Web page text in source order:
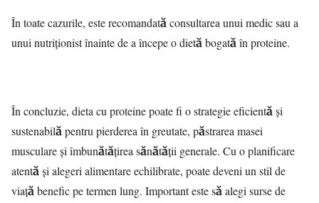
În toate cazurile, este recomandată consultarea unui medic sau a
unui nutriționist înainte de a începe o dietă bogată în proteine.
În concluzie, dieta cu proteine poate fi o strategie eficientă și
sustenabilă pentru pierderea în greutate, păstrarea masei
musculare și îmbunătățirea sănătății generale. Cu o planificare
atentă și alegeri alimentare echilibrate, poate deveni un stil de
viață benefic pe termen lung. Important este să alegi surse de